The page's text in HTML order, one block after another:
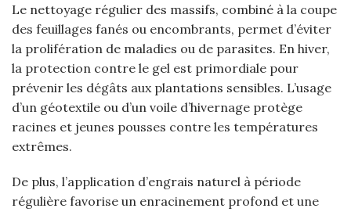
Le nettoyage régulier des massifs, combiné à la coupe
des feuillages fanés ou encombrants, permet d’éviter
la prolifération de maladies ou de parasites. En hiver,
la protection contre le gel est primordiale pour
prévenir les dégâts aux plantations sensibles. L’usage
d’un géotextile ou d’un voile d’hivernage protège
racines et jeunes pousses contre les températures
extrêmes.
De plus, l’application d’engrais naturel à période
régulière favorise un enracinement profond et une